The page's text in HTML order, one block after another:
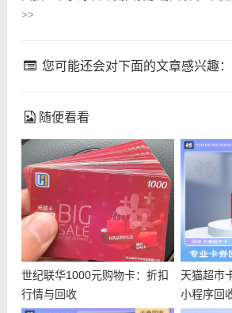
>>
您可能还会对下面的文章感兴趣：
随便看看
世纪联华1000元购物卡：折扣
行情与回收
天猫超市
小程序回